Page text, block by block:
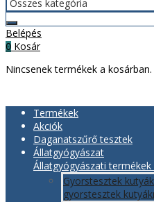
Belépés
0 Kosár
Nincsenek termékek a kosárban.
Termékek
Akciók
Daganatszűrő tesztek
Állatgyógyászat
Állatgyógyászati
Gyorstesztek
gyorstesztek